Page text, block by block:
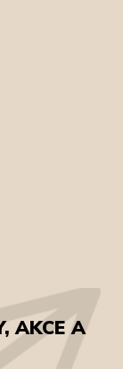
AKCE A